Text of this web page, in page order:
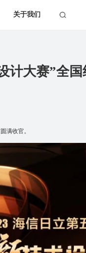
关于我们
计大赛”全
满收官。